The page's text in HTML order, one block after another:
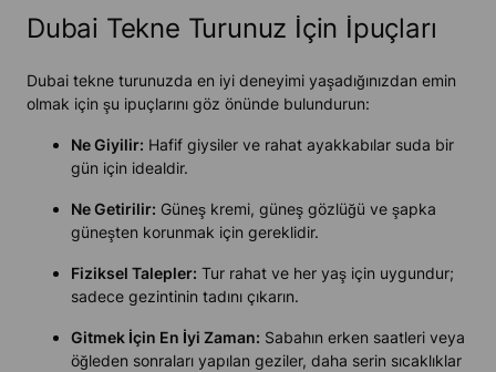
Dubai Tekne Turunuz İçin İpuçları
Dubai tekne turunuzda en iyi deneyimi yaşadığınızdan emin
olmak için şu ipuçlarını göz önünde bulundurun:
Ne Giyilir: Hafif giysiler ve rahat ayakkabılar suda bir
gün için idealdir.
Ne Getirilir: Güneş kremi, güneş gözlüğü ve şapka
güneşten korunmak için gereklidir.
Fiziksel Talepler: Tur rahat ve her yaş için uygundur;
sadece gezintinin tadını çıkarın.
Gitmek İçin En İyi Zaman: Sabahın erken saatleri veya
öğleden sonraları yapılan geziler, daha serin sıcaklıklar